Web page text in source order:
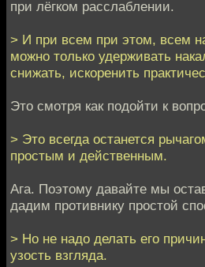
при лёгком расслаблении.
> И при всем при этом, всем
можно только удерживать
снижать, искоренить
Это смотря как подойти к
> Это всегда останется
простым и действенным.
Ага. Поэтому давайте мы
дадим противнику простой
> Но не надо делать его
узость взгляда.